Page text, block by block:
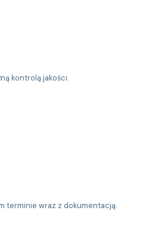
kontrolą jakości.
terminie wraz z dokumentacją.